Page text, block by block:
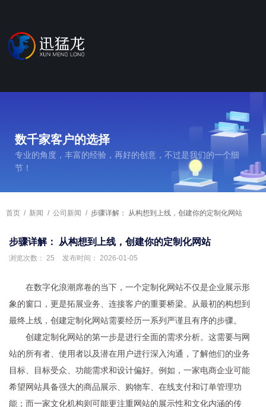
数千家客户的选择
专业的角度，丰富的经验，再好的创意，不过是我们的一个细
节！
首页 / 新闻 / 公司新闻 / 步骤详解： 从构想到上线，创建你的定制化网站
步骤详解： 从构想到上线，创建你的定制化网站
浏览次数： 25 发布时间： 2026-01-05
在数字化浪潮席卷的当下，一个定制化网站不仅是企业展示形
象的窗口，更是拓展业务、连接客户的重要桥梁。从最初的构想到
最终上线，创建定制化网站需要经历一系列严谨且有序的步骤。
创建定制化网站的第一步是进行全面的需求分析。这需要与网
站的所有者、使用者以及潜在用户进行深入沟通，了解他们的业务
目标、目标受众、功能需求和设计偏好。例如，一家电商企业可能
希望网站具备强大的商品展示、购物车、在线支付和订单管理功
能；而一家文化机构则可能更注重网站的展示性和文化内涵的传